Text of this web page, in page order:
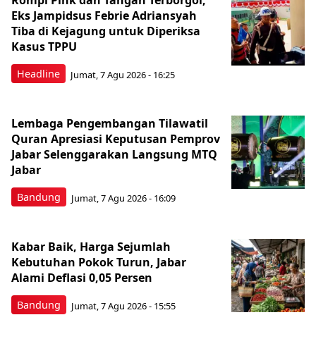
Headline
Eks Jampidsus Febrie Adriansyah
Tiba di Kejagung untuk Diperiksa
Kasus TPPU
Jumat, 7 Agu 2026 - 16:25
Bandung
Lembaga Pengembangan Tilawatil
Quran Apresiasi Keputusan Pemprov
Jabar Selenggarakan Langsung MTQ
Jabar
Jumat, 7 Agu 2026 - 16:09
Bandung
Kabar Baik, Harga Sejumlah
Kebutuhan Pokok Turun, Jabar
Alami Deflasi 0,05 Persen
Jumat, 7 Agu 2026 - 15:55